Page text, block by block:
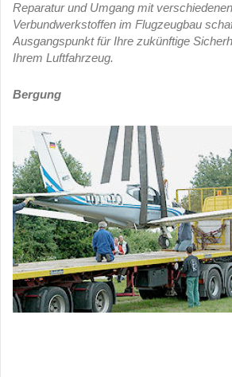
Reparatur und Umgang mit
Verbundwerkstoffen im Flugzeugbau
Ausgangspunkt für Ihre zukünftige
Ihrem Luftfahrzeug.
Bergung